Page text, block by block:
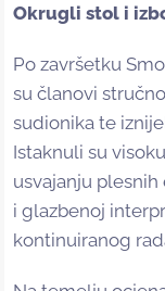
Okrugli stol i
Po završetku
su članovi
sudionika te
Istaknuli su
usvajanju
i glazbenoj
kontinuiranog